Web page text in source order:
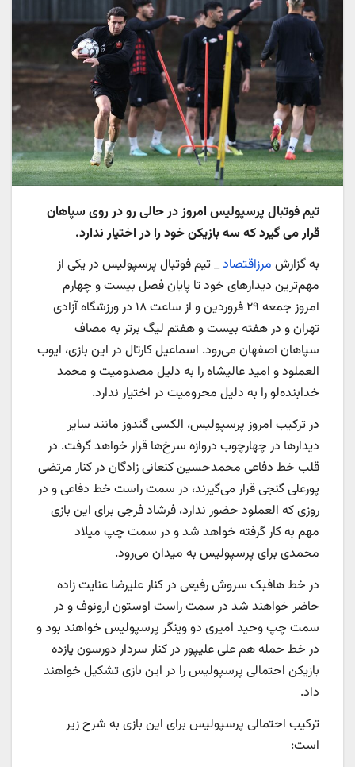
تیم فوتبال پرسپولیس امروز در حالی رو در روی سپاهان
قرار می گیرد که سه بازیکن خود را در اختیار ندارد.
به گزارش مرزاقتصاد_ تیم فوتبال پرسپولیس در یکی از
مهم‌ترین دیدارهای خود تا پایان فصل بیست و چهارم
امروز جمعه ۲۹ فروردین و از ساعت ۱۸ در ورزشگاه آزادی
تهران و در هفته بیست و هفتم لیگ برتر به مصاف
سپاهان اصفهان می‌رود. اسماعیل کارتال در این بازی، ایوب
العملود و امید عالیشاه را به دلیل مصدومیت و محمد
خدابنده‌لو را به دلیل محرومیت در اختیار ندارد.
در ترکیب امروز پرسپولیس، الکسی گندوز مانند سایر
دیدارها در چهارچوب دروازه سرخ‌ها قرار خواهد گرفت. در
قلب خط دفاعی محمدحسین کنعانی زادگان در کنار مرتضی
پورعلی گنجی قرار می‌گیرند، در سمت راست خط دفاعی و در
روزی که العملود حضور ندارد، فرشاد فرجی برای این بازی
مهم به کار گرفته خواهد شد و در سمت چپ میلاد
محمدی برای پرسپولیس به میدان می‌رود.
در خط هافبک سروش رفیعی در کنار علیرضا عنایت زاده
حاضر خواهند شد در سمت راست اوستون ارونوف و در
سمت چپ وحید امیری دو وینگر پرسپولیس خواهند بود و
در خط حمله هم علی علیپور در کنار سردار دورسون یازده
بازیکن احتمالی پرسپولیس را در این بازی تشکیل خواهند
داد.
ترکیب احتمالی پرسپولیس برای این بازی به شرح زیر
است: